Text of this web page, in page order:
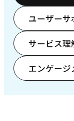
ユーザーサ
サービス理
エンゲージ